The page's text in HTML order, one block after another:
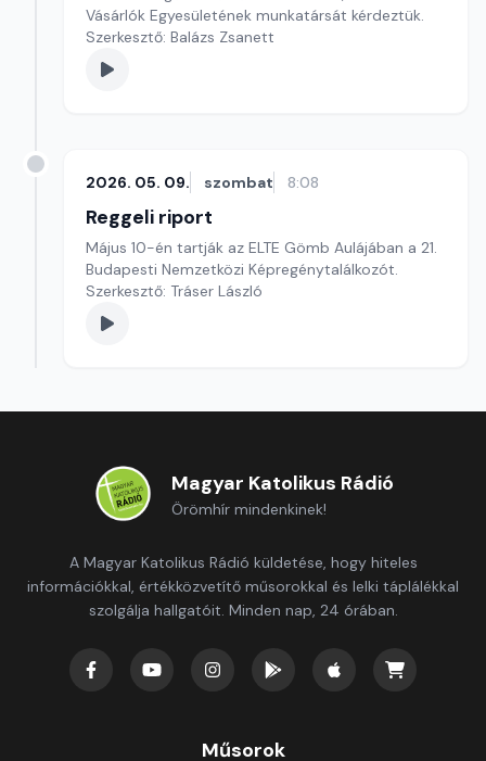
Vásárlók Egyesületének munkatársát kérdeztük.
Szerkesztő: Balázs Zsanett
2026. 05. 09. szombat 8:08
Reggeli riport
Május 10-én tartják az ELTE Gömb Aulájában a 21.
Budapesti Nemzetközi Képregénytalálkozót.
Szerkesztő: Tráser László
Magyar Katolikus Rádió
Örömhír mindenkinek!
A Magyar Katolikus Rádió küldetése, hogy hiteles
információkkal, értékközvetítő műsorokkal és lelki táplálékkal
szolgálja hallgatóit. Minden nap, 24 órában.
Műsorok